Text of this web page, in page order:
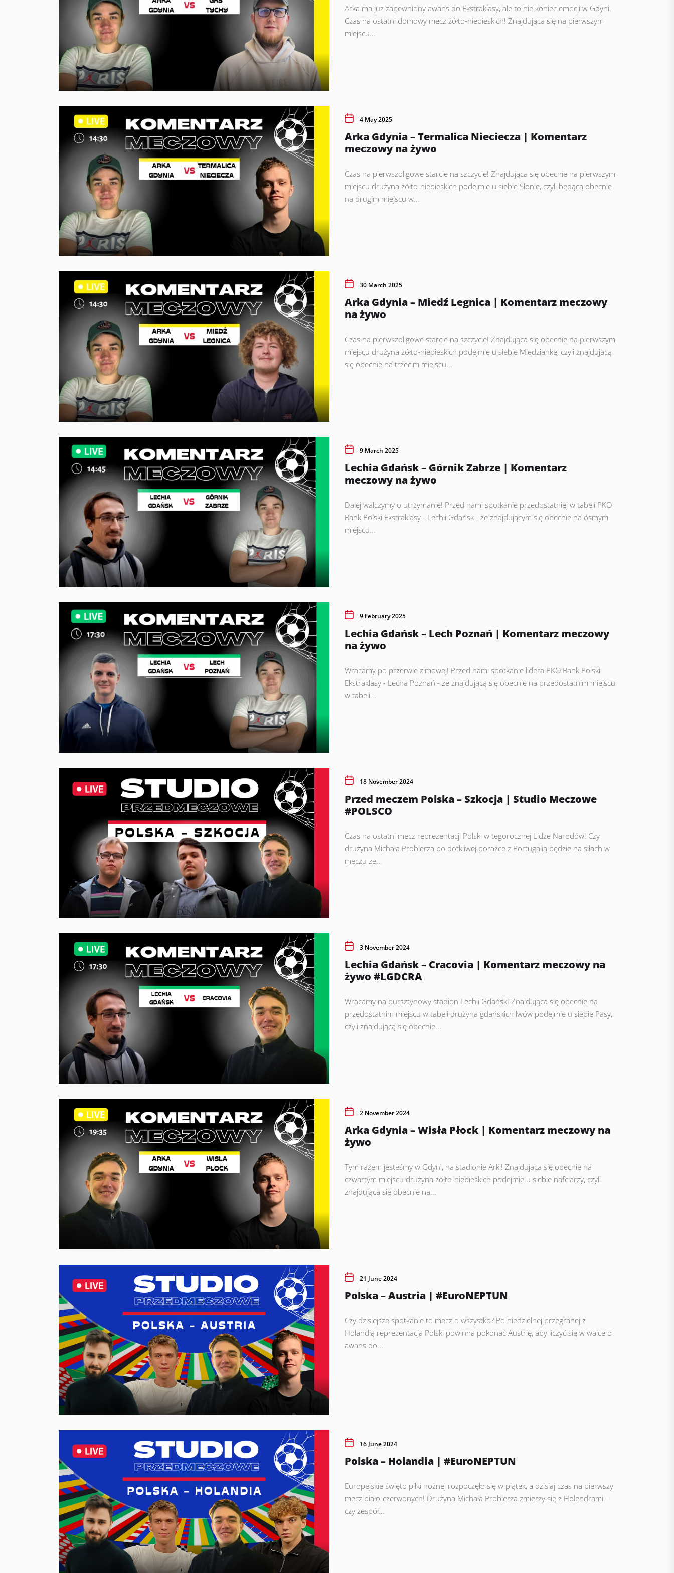
Arka ma już zapewniony awans do Ekstraklasy, ale to nie koniec emocji w Gdyni.
Czas na ostatni domowy mecz żółto-niebieskich! Znajdująca się na pierwszym
miejscu...
4 May 2025
Arka Gdynia – Termalica Nieciecza | Komentarz
meczowy na żywo
Czas na pierwszoligowe starcie na szczycie! Znajdująca się obecnie na pierwszym
miejscu drużyna żółto-niebieskich podejmie u siebie Słonie, czyli będącą obecnie
na drugim miejscu w...
30 March 2025
Arka Gdynia – Miedź Legnica | Komentarz meczowy
na żywo
Czas na pierwszoligowe starcie na szczycie! Znajdująca się obecnie na pierwszym
miejscu drużyna żółto-niebieskich podejmie u siebie Miedziankę, czyli znajdującą
się obecnie na trzecim miejscu...
9 March 2025
Lechia Gdańsk – Górnik Zabrze | Komentarz
meczowy na żywo
Dalej walczymy o utrzymanie! Przed nami spotkanie przedostatniej w tabeli PKO
Bank Polski Ekstraklasy - Lechii Gdańsk - ze znajdującym się obecnie na ósmym
miejscu...
9 February 2025
Lechia Gdańsk – Lech Poznań | Komentarz meczowy
na żywo
Wracamy po przerwie zimowej! Przed nami spotkanie lidera PKO Bank Polski
Ekstraklasy - Lecha Poznań - ze znajdującą się obecnie na przedostatnim miejscu
w tabeli...
18 November 2024
Przed meczem Polska – Szkocja | Studio Meczowe
#POLSCO
Czas na ostatni mecz reprezentacji Polski w tegorocznej Lidze Narodów! Czy
drużyna Michała Probierza po dotkliwej porażce z Portugalią będzie na siłach w
meczu ze...
3 November 2024
Lechia Gdańsk – Cracovia | Komentarz meczowy na
żywo #LGDCRA
Wracamy na bursztynowy stadion Lechii Gdańsk! Znajdująca się obecnie na
przedostatnim miejscu w tabeli drużyna gdańskich lwów podejmie u siebie Pasy,
czyli znajdującą się obecnie...
2 November 2024
Arka Gdynia – Wisła Płock | Komentarz meczowy na
żywo
Tym razem jesteśmy w Gdyni, na stadionie Arki! Znajdująca się obecnie na
czwartym miejscu drużyna żółto-niebieskich podejmie u siebie nafciarzy, czyli
znajdującą się obecnie na...
21 June 2024
Polska – Austria | #EuroNEPTUN
Czy dzisiejsze spotkanie to mecz o wszystko? Po niedzielnej przegranej z
Holandią reprezentacja Polski powinna pokonać Austrię, aby liczyć się w walce o
awans do...
16 June 2024
Polska – Holandia | #EuroNEPTUN
Europejskie święto piłki nożnej rozpoczęło się w piątek, a dzisiaj czas na pierwszy
mecz biało-czerwonych! Drużyna Michała Probierza zmierzy się z Holendrami -
czy zespół...